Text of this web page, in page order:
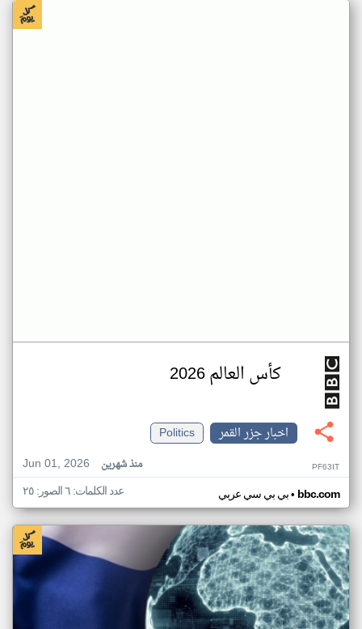
كأس العالم 2026
اخبار جزر القمر
Politics
Jun 01, 2026
منذ شهرين PF63IT
بي بي سي عربي• bbc.com عدد الكلمات: ٦ الصور: ٢٥